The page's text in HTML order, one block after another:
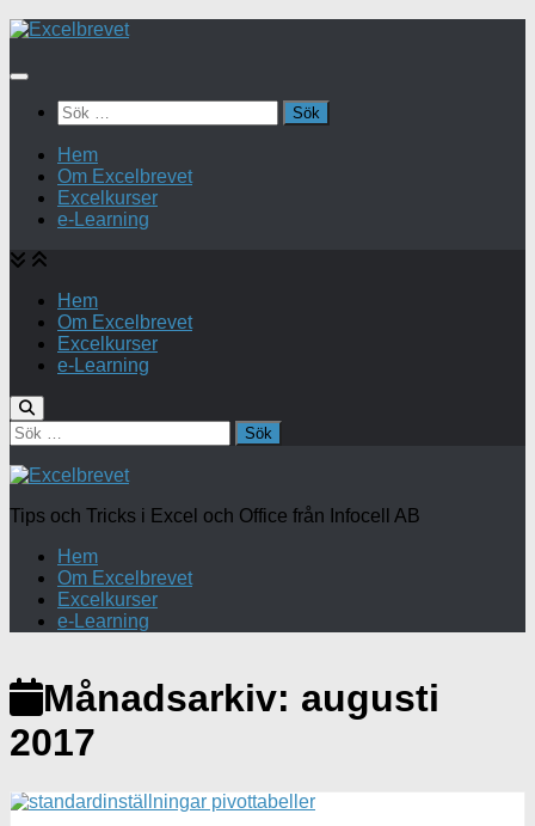
Under
Sök
efter:
Hem
Om Excelbrevet
Excelkurser
e-Learning
Hem
Om Excelbrevet
Excelkurser
e-Learning
Sök
efter:
Tips och Tricks i Excel och Office från Infocell AB
Hem
Om Excelbrevet
Excelkurser
e-Learning
Månadsarkiv: augusti
2017